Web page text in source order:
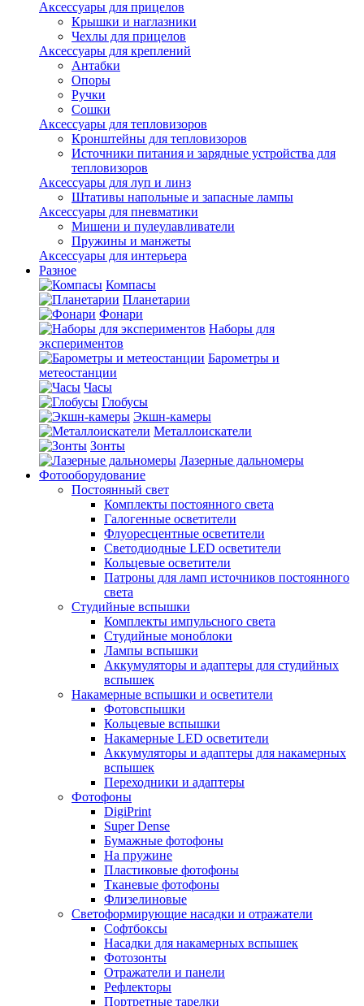
Аксессуары для прицелов
Крышки и наглазники
Чехлы для прицелов
Аксессуары для креплений
Антабки
Опоры
Ручки
Сошки
Аксессуары для тепловизоров
Кронштейны для тепловизоров
Источники питания и зарядные устройства для
тепловизоров
Аксессуары для луп и линз
Штативы напольные и запасные лампы
Аксессуары для пневматики
Мишени и пулеулавливатели
Пружины и манжеты
Аксессуары для интерьера
Разное
Компасы
Планетарии
Фонари
Наборы для
экспериментов
Барометры и
метеостанции
Часы
Глобусы
Экшн-камеры
Металлоискатели
Зонты
Лазерные дальномеры
Фотооборудование
Постоянный свет
Комплекты постоянного света
Галогенные осветители
Флуоресцентные осветители
Светодиодные LED осветители
Кольцевые осветители
Патроны для ламп источников постоянного
света
Студийные вспышки
Комплекты импульсного света
Студийные моноблоки
Лампы вспышки
Аккумуляторы и адаптеры для студийных
вспышек
Накамерные вспышки и осветители
Фотовспышки
Кольцевые вспышки
Накамерные LED осветители
Аккумуляторы и адаптеры для накамерных
вспышек
Переходники и адаптеры
Фотофоны
DigiPrint
Super Dense
Бумажные фотофоны
На пружине
Пластиковые фотофоны
Тканевые фотофоны
Флизелиновые
Светоформирующие насадки и отражатели
Софтбоксы
Насадки для накамерных вспышек
Фотозонты
Отражатели и панели
Рефлекторы
Портретные тарелки